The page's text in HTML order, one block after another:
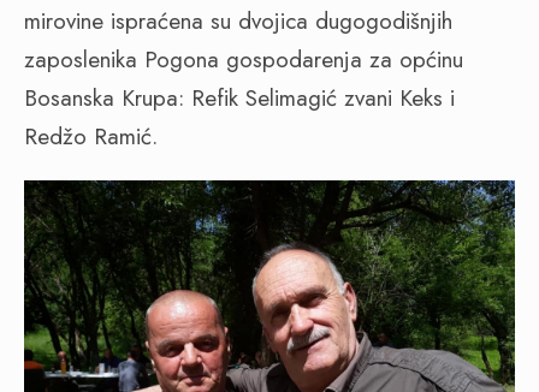
mirovine ispraćena su dvojica dugogodišnjih
zaposlenika Pogona gospodarenja za općinu
Bosanska Krupa: Refik Selimagić zvani Keks i
Redžo Ramić.